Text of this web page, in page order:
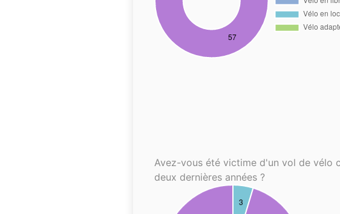
Avez-vous été victime d'un vol de vélo
deux dernières années ?